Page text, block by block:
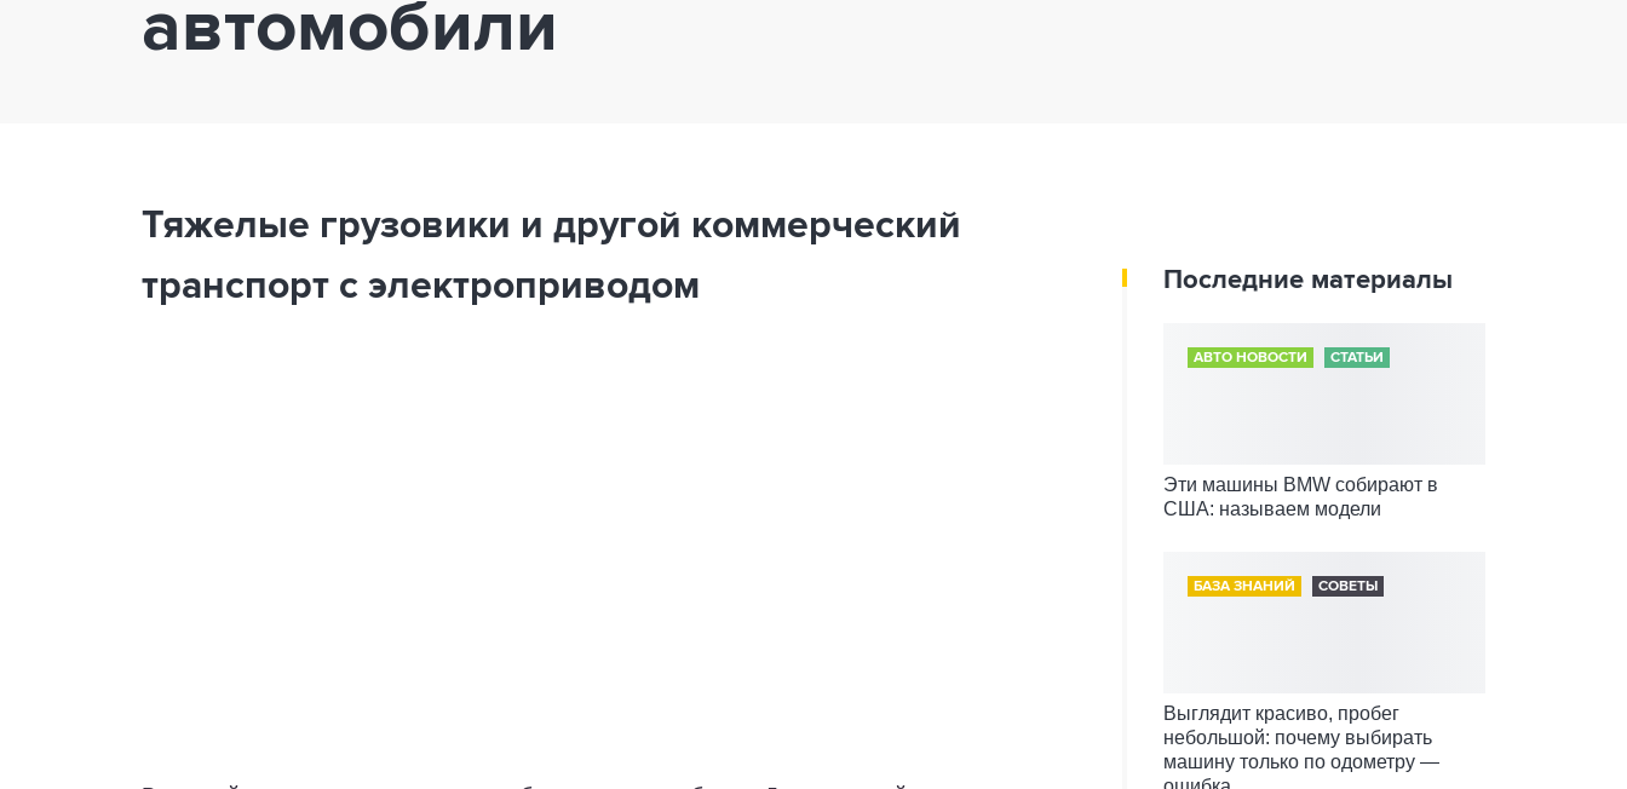
автомобили
Тяжелые грузовики и другой коммерческий
транспорт с электроприводом
Последние материалы
АВТО НОВОСТИ СТАТЬИ
Эти машины BMW собирают в
США: называем модели
БАЗА ЗНАНИЙ СОВЕТЫ
Выглядит красиво, пробег
небольшой: почему выбирать
машину только по одометру —